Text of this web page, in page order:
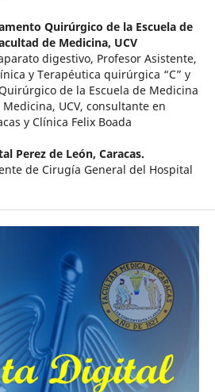
Quirúrgico de la Escuela de
de Medicina, UCV
digestivo, Profesor Asistente,
y Terapéutica quirúrgica “C” y
de la Escuela de Medicina
UCV, consultante en
y Clínica Felix Boada
Perez de León, Caracas.
de Cirugía General del Hospital